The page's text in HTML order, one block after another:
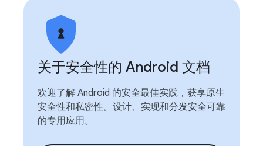
关于安全性的 Android 文档
欢迎了解 Android 的安全最佳实践，获享原生
安全性和私密性。设计、实现和分发安全可靠
的专用应用。